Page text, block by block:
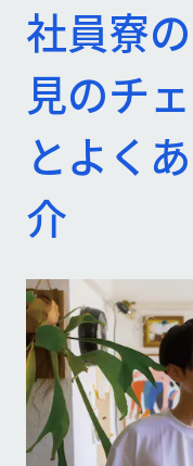
社員寮
見のチ
とよく
介